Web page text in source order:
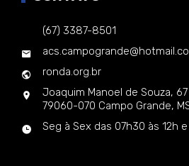
(67) 3387-8501
ronda.org.br
Joaquim Manoel de Souza, 67
79060-070 Campo Grande,
Seg à Sex das 07h30 às 12h